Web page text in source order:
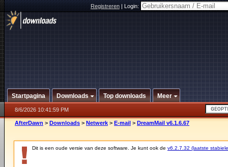
Registreren|Login:
Startpagina Downloads Top downloads Meer
8/6/2026 10:41:59 PM
AfterDawn > Downloads > Netwerk > E-mail > DreamMail v6.1.6.67
Dit is een oude versie van deze software. Je kunt ook de v6.2.7.32 (laatste